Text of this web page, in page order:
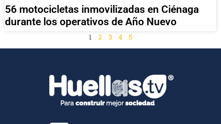
56 motocicletas inmovilizadas en Ciénaga
durante los operativos de Año Nuevo
1 2 3 4 5